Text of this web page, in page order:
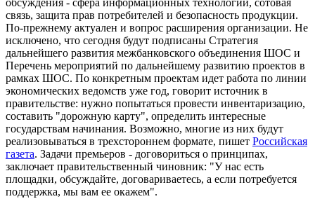
обсуждения - сфера информационных технологий, сотовая
связь, защита прав потребителей и безопасность продукции.
По-прежнему актуален и вопрос расширения организации. Не
исключено, что сегодня будут подписаны Стратегия
дальнейшего развития межбанковского объединения ШОС и
Перечень мероприятий по дальнейшему развитию проектов в
рамках ШОС. По конкретным проектам идет работа по линии
экономических ведомств уже год, говорит источник в
правительстве: нужно попытаться провести инвентаризацию,
составить "дорожную карту", определить интересные
государствам начинания. Возможно, многие из них будут
реализовываться в трехстороннем формате, пишет Российская
газета. Задачи премьеров - договориться о принципах,
заключает правительственный чиновник: "У нас есть
площадки, обсуждайте, договариваетесь, а если потребуется
поддержка, мы вам ее окажем".